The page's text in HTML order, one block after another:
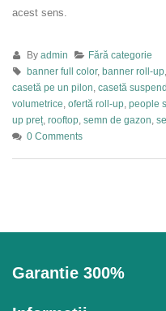
acest sens.
By admin
Fără categorie
banner full color, banner roll-up,
casetă pe un pilon casetă
volumetrice ofertă roll-up people
up preț rooftop semn de gazon
0 Comments
Garantie 300%